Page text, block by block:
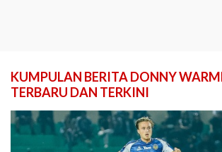
KUMPULAN BERITA DONNY
TERBARU DAN TERKINI